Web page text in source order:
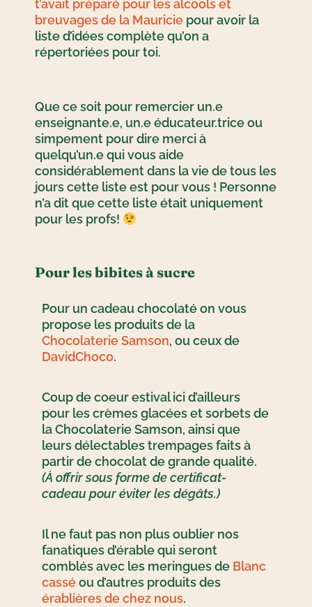
t’avait préparé pour les alcools et
breuvages de la Mauricie pour avoir la
liste d’idées complète qu’on a
répertoriées pour toi.
Que ce soit pour remercier un.e
enseignante.e, un.e éducateur.trice ou
simpement pour dire merci à
quelqu’un.e qui vous aide
considérablement dans la vie de tous les
jours cette liste est pour vous ! Personne
n’a dit que cette liste était uniquement
pour les profs!
Pour les bibites à sucre
Pour un cadeau chocolaté on vous
propose les produits de la
Chocolaterie Samson, ou ceux de
DavidChoco.
Coup de coeur estival ici d’ailleurs
pour les crèmes glacées et sorbets de
la Chocolaterie Samson, ainsi que
leurs délectables trempages faits à
partir de chocolat de grande qualité.
(À offrir sous forme de certificat-
cadeau pour éviter les dégâts.)
Il ne faut pas non plus oublier nos
fanatiques d’érable qui seront
comblés avec les meringues de Blanc
casséou d’autres produits des
érablières de chez nous.